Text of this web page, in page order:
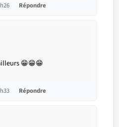
Répondre
😁😁😁
Répondre